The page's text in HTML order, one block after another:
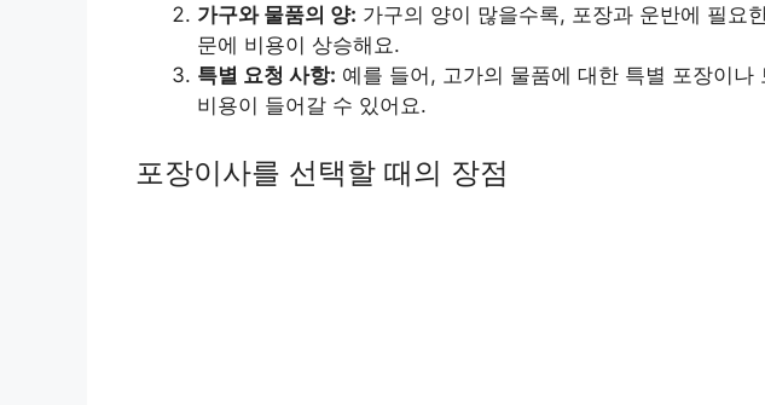
가구와 물품의 양: 가구의 양이 많을수록, 포장과 운반에 필요
문에 비용이 상승해요.
특별 요청 사항: 예를 들어, 고가의 물품에 대한 특별 포장이나
비용이 들어갈 수 있어요.
포장이사를 선택할 때의 장점